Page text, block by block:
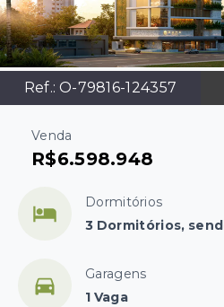
Ref.: O-79816-124357
Venda
R$6.598.948
Dormitórios
3 Dormitórios,
Garagens
1 Vaga